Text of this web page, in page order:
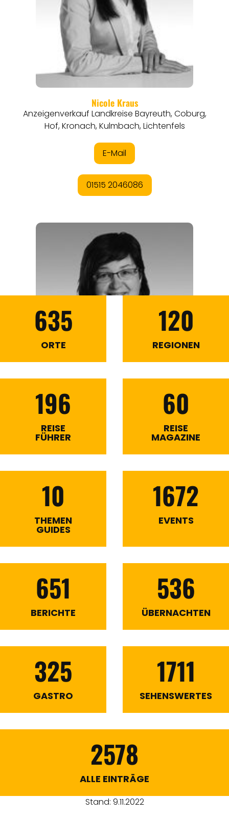
635
ORTE
120
REGIONEN
196
REISE
FÜHRER
60
REISE
MAGAZINE
10
THEMEN
GUIDES
1672
EVENTS
651
BERICHTE
536
ÜBERNACHTEN
325
GASTRO
1711
SEHENSWERTES
2578
ALLE EINTRÄGE
Stand: 9.11.2022